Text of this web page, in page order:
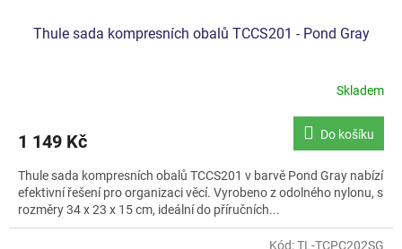
Thule sada kompresních obalů TCCS201 - Pond Gray
Skladem
1 149 Kč Do košíku
Thule sada kompresních obalů TCCS201 v barvě Pond Gray nabízí
efektivní řešení pro organizaci věcí. Vyrobeno z odolného nylonu, s
rozměry 34 x 23 x 15 cm, ideální do příručních...
Kód:TL-TCPC202SG